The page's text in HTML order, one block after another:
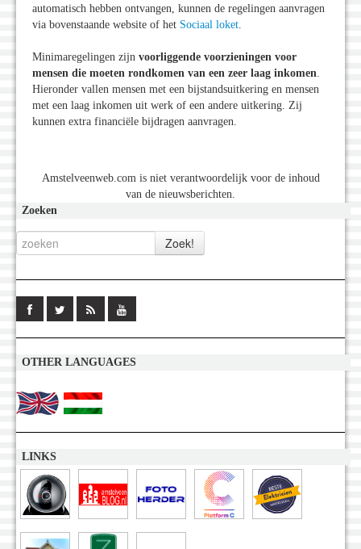
automatisch hebben ontvangen, kunnen de regelingen aanvragen
via bovenstaande website of het Sociaal loket.
Minimaregelingen zijn voorliggende voorzieningen voor
mensen die moeten rondkomen van een zeer laag inkomen.
Hieronder vallen mensen met een bijstandsuitkering en mensen
met een laag inkomen uit werk of een andere uitkering. Zij
kunnen extra financiële bijdragen aanvragen.
Amstelveenweb.com is niet verantwoordelijk voor de inhoud
van de nieuwsberichten.
Zoeken
OTHER LANGUAGES
LINKS